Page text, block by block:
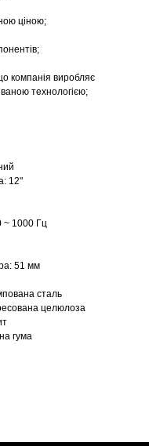
ціною;
компанія виробляє
технологією;
12"
~ 1000 Гц
51 мм
сталь
целюлоза
гума